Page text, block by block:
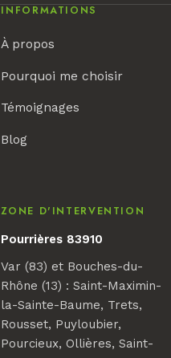
INFORMATIONS
À propos
Pourquoi me choisir
Témoignages
Blog
ZONE D'INTERVENTION
Pourrières 83910
Var (83) et Bouches-du-
Rhône (13) : Saint-Maximin-
la-Sainte-Baume, Trets,
Rousset, Puyloubier,
Pourcieux, Ollières, Saint-